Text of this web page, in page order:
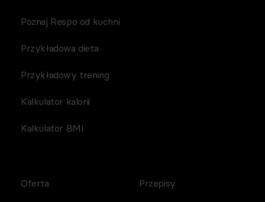
Poznaj Respo od kuchni
Przykładowa dieta
Przykładowy trening
Kalkulator kalorii
Kalkulator BMI
Oferta Przepisy